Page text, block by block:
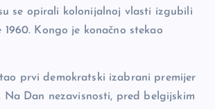
se opirali kolonijalnoj vlasti izgubili
1960. Kongo je konačno stekao
prvi demokratski izabrani premijer
Na Dan nezavisnosti, pred belgijskim